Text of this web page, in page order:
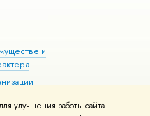
улучшения работы сайта
и
здоровья